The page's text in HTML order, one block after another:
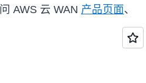
AWS 云 WAN 产品页面、